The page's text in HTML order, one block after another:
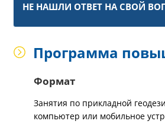
НЕ НАШЛИ ОТВЕТ НА СВОЙ
Программа
Формат
Занятия по прикладной
компьютер или мобильное